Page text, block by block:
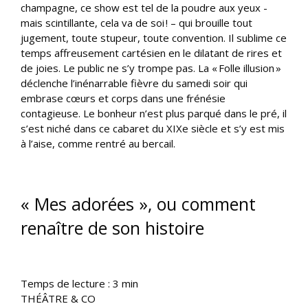
champagne, ce show est tel de la poudre aux yeux -
mais scintillante, cela va de soi ! – qui brouille tout
jugement, toute stupeur, toute convention. Il sublime ce
temps affreusement cartésien en le dilatant de rires et
de joies. Le public ne s’y trompe pas. La « Folle illusion »
déclenche l’inénarrable fièvre du samedi soir qui
embrase cœurs et corps dans une frénésie
contagieuse. Le bonheur n’est plus parqué dans le pré, il
s’est niché dans ce cabaret du XIXe siècle et s’y est mis
à l’aise, comme rentré au bercail.
« Mes adorées », ou comment
renaître de son histoire
Temps de lecture : 3 min
THÉÂTRE & CO